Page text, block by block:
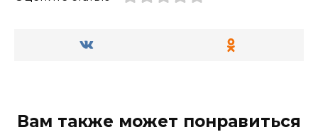
Вам также может понравиться